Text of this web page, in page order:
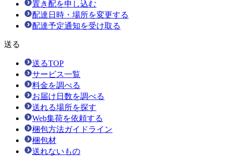
置き配を申し込む
配達日時・場所を変更する
配達予定通知を受け取る
送る
送るTOP
サービス一覧
料金を調べる
お届け日数を調べる
送れる場所を探す
Web集荷を依頼する
梱包方法ガイドライン
梱包材
送れないもの